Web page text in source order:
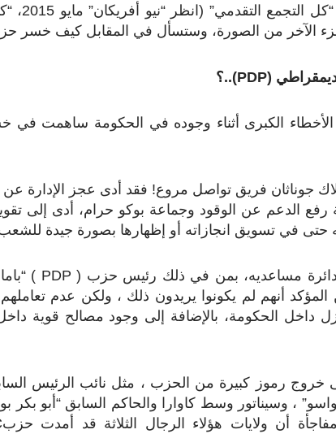
كيفية
الآخر من الصورة، وستسأل في المقابل كيف خسر
(
PDP)..؟
الكبرى أثناء وجوده في الحكومة ساهمت
جوناثان فريق تواصل مروع! فقد أدى عجز الإدارة
رفع الدعم عن الوقود وجماعة بوكو حرام، أدى إلى
في تسويق انجازاته أو إظهارها بصورة جيدة للشعب
ودائرة مساعديه، بمن في ذلك رئيس حزب ( PDP
)
أنهم لم يكونوا يريدون ذلك ، ولكن عدم
داخل الحكومة، بالإضافة إلى وجود مصالح قوية
خروج رموز كبيرة من الحزب ، مثل نائب الرئيس
، وسيناتور وسط كاوارا والحاكم السابق “أبو بكر
أن ولايات هؤلاء الرجال الثلاثة قد أمدت حزب